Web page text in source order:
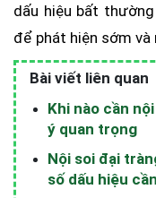
dấu hiệu bất
để phát hiện sớm và
Bài viết liên quan
Khi nào cần
ý quan trọng
Nội soi đại
số dấu hiệu